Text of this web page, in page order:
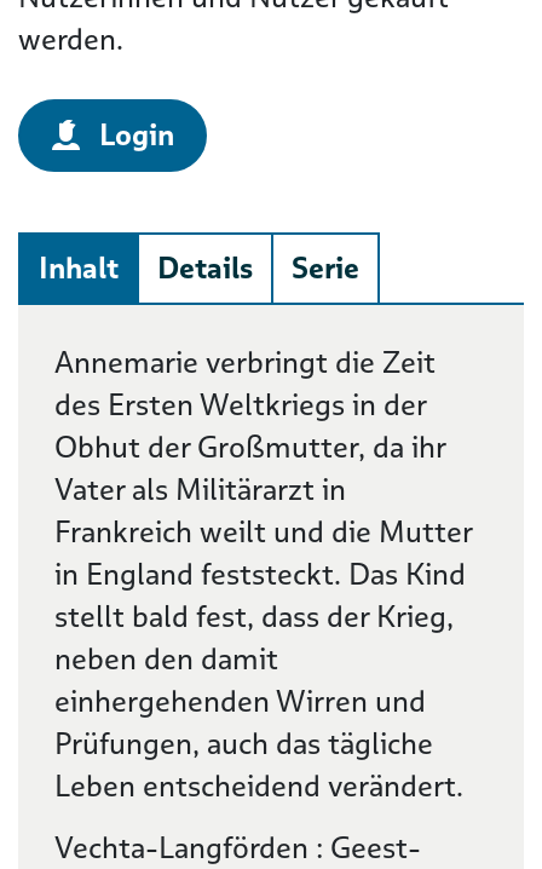
werden.
Login
Inhalt Details Serie
Beschreibung
Annemarie verbringt die Zeit
des Ersten Weltkriegs in der
Obhut der Großmutter, da ihr
Vater als Militärarzt in
Frankreich weilt und die Mutter
in England feststeckt. Das Kind
stellt bald fest, dass der Krieg,
neben den damit
einhergehenden Wirren und
Prüfungen, auch das tägliche
Leben entscheidend verändert.
Vechta-Langförden : Geest-